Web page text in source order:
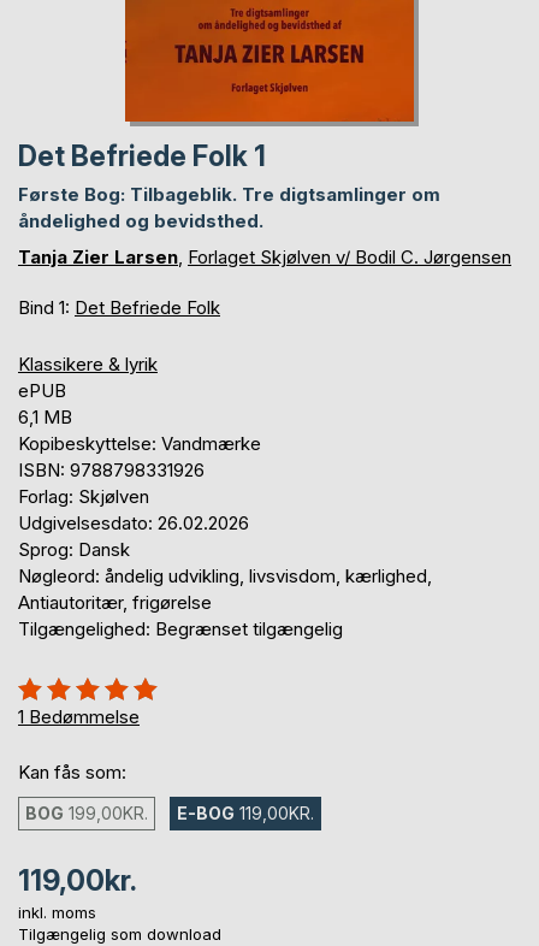
Det Befriede Folk 1
Første Bog: Tilbageblik. Tre digtsamlinger om
åndelighed og bevidsthed.
Tanja Zier Larsen, Forlaget Skjølven v/ Bodil C. Jørgensen
Bind 1: Det Befriede Folk
Klassikere & lyrik
ePUB
6,1 MB
Kopibeskyttelse: Vandmærke
ISBN: 9788798331926
Forlag: Skjølven
Udgivelsesdato: 26.02.2026
Sprog: Dansk
Nøgleord: åndelig udvikling, livsvisdom, kærlighed,
Antiautoritær, frigørelse
Tilgængelighed: Begrænset tilgængelig
Anmeldelse::
100%
1 Bedømmelse
Kan fås som:
BOG 199,00KR. E-BOG 119,00KR.
119,00kr.
inkl. moms
Tilgængelig som download